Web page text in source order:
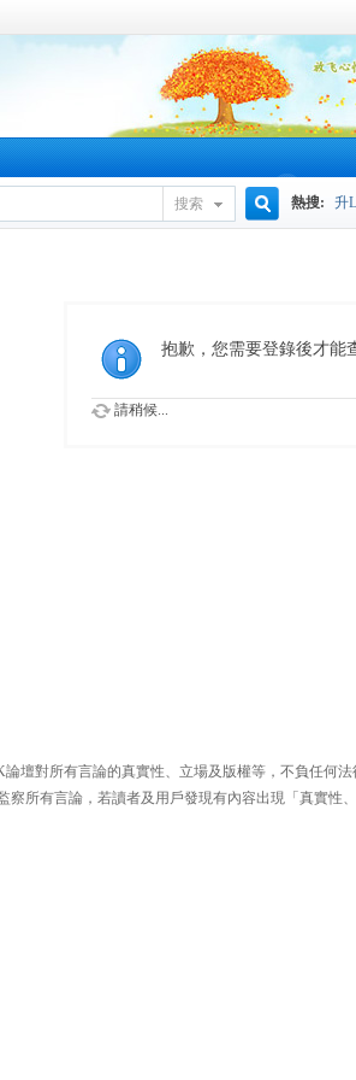
搜索
索
熱搜: 升
抱歉，您需要登錄後才能
請稍候...
壇對所有言論的真實性、立場及版權等，不負任
察所有言論，若讀者及用戶發現有內容出現「真實性